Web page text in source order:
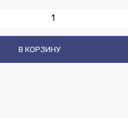
В КОРЗИНУ